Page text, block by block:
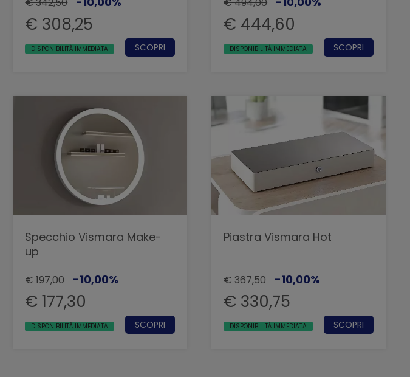
€ 308,25
DISPONIBILITÀ IMMEDIATA SCOPRI
€ 444,60
DISPONIBILITÀ IMMEDIATA SCOPRI
Specchio Vismara Make-
up
€ 197,00 -10,00%
€ 177,30
DISPONIBILITÀ IMMEDIATA SCOPRI
Piastra Vismara Hot
€ 367,50 -10,00%
€ 330,75
DISPONIBILITÀ IMMEDIATA SCOPRI